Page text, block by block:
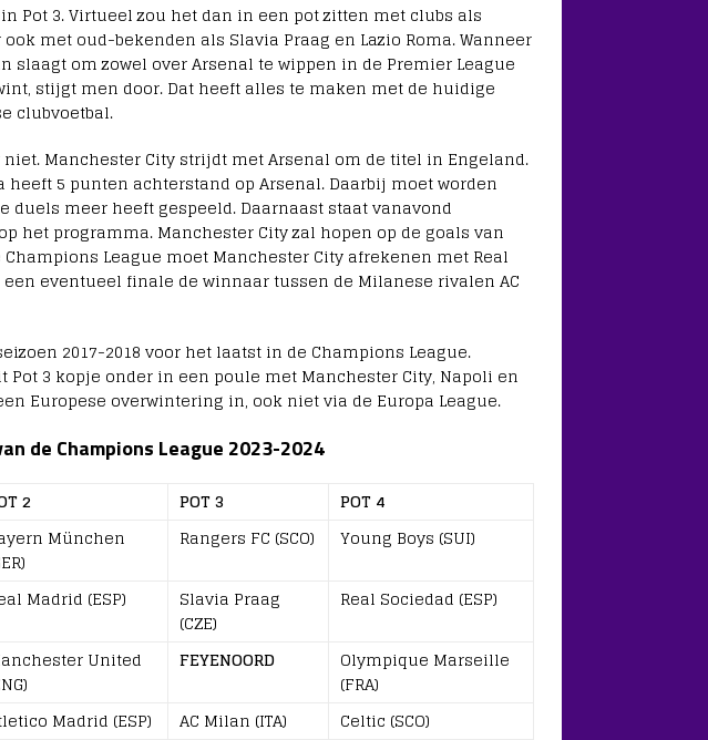
Pot 3. Virtueel zou het dan in een pot zitten met clubs als
met oud-bekenden als Slavia Praag en Lazio Roma. Wanneer
slaagt om zowel over Arsenal te wippen in de Premier League
stijgt men door. Dat heeft alles te maken met de huidige
clubvoetbal.
Manchester City strijdt met Arsenal om de titel in Engeland.
heeft 5 punten achterstand op Arsenal. Daarbij moet worden
duels meer heeft gespeeld. Daarnaast staat vanavond
het programma. Manchester City zal hopen op de goals van
League moet Manchester City afrekenen met Real
eventueel finale de winnaar tussen de Milanese rivalen AC
2017-2018 voor het laatst in de Champions League.
Pot 3 kopje onder in een poule met Manchester City, Napoli en
Europese overwintering in, ook niet via de Europa League.
de Champions League 2023-2024
2 POT 3
POT 4
München
Rangers FC (SCO) Young Boys (SUI)
Madrid (ESP)
Slavia Praag
(CZE)
Real Sociedad (ESP)
United
FEYENOORD
Olympique Marseille
(FRA)
Madrid (ESP) AC Milan (ITA)
Celtic (SCO)